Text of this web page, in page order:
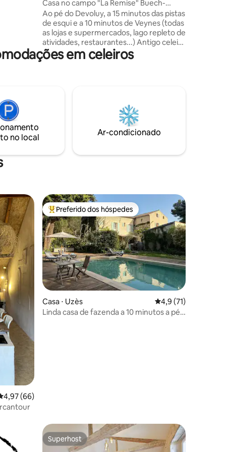
Lac de
Casa no campo "La Remise" Buech-
Devoluy
Ao pé do Devoluy, a 15 minutos das pistas
de esqui e a 10 minutos de Veynes (todas
as lojas e supermercados, lago repleto de
atividades, restaurantes...) Antigo celeiro
completamente renovado de 120 m²,
com todo o conforto, perto da nossa
você para descansar em paz e desfrutar
de bons momentos com a família ou com
os amigos. Estação de carregamento
em celeiros
no local
Ar-condicionado
de uma avaliação média de 5, 66 avaliações
4,97 (66)
Entre os melhores preferidos dos hóspedes
Preferido dos hóspedes
Casa ⋅ Uzès 4,9 de uma
4,9 (71)
Linda casa de fazenda a 10 minutos a pé
hóspedes Superhost
Superhost